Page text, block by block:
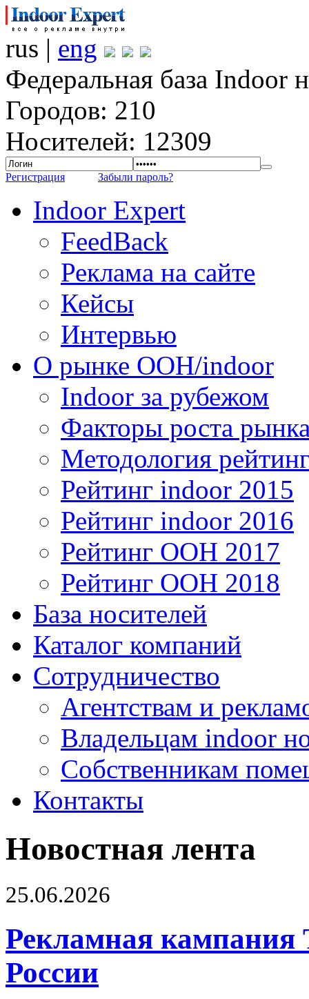
rus | eng
Федеральная база Indoor
Городов: 210
Носителей: 12309
Регистрация Забыли пароль?
Indoor Expert
FeedBack
Реклама на сайте
Кейсы
Интервью
О рынке OOH/indoor
Indoor за рубежом
Факторы роста
Методология
Рейтинг indoor 2015
Рейтинг indoor 2016
Рейтинг OOH 2017
Рейтинг OOH 2018
База носителей
Каталог компаний
Сотрудничество
Агентствам и
Владельцам indoor
Собственникам
Контакты
Новостная лента
25.06.2026
Рекламная кампания
России